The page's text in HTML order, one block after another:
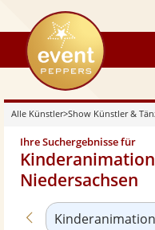
eventpeppers
Alle Künstler>Show Künstler &
Ihre Suchergebnisse für
Niedersachsen
Zurück zu «Show
Kinderanimation